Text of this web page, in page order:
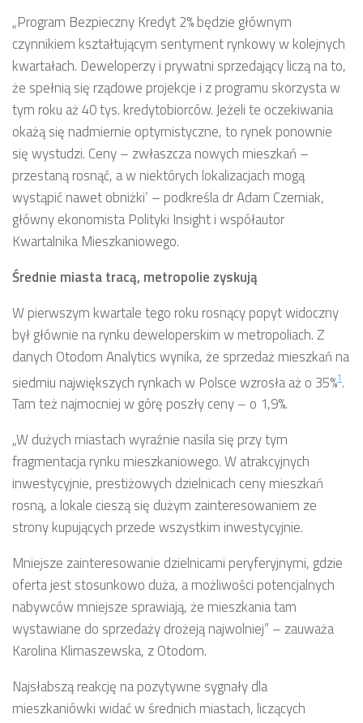
„Program Bezpieczny Kredyt 2% będzie głównym
czynnikiem kształtującym sentyment rynkowy w kolejnych
kwartałach. Deweloperzy i prywatni sprzedający liczą na to,
że spełnią się rządowe projekcje i z programu skorzysta w
tym roku aż 40 tys. kredytobiorców. Jeżeli te oczekiwania
okażą się nadmiernie optymistyczne, to rynek ponownie
się wystudzi. Ceny – zwłaszcza nowych mieszkań –
przestaną rosnąć, a w niektórych lokalizacjach mogą
wystąpić nawet obniżki’ – podkreśla dr Adam Czerniak,
główny ekonomista Polityki Insight i współautor
Kwartalnika Mieszkaniowego.
Średnie miasta tracą, metropolie zyskują
W pierwszym kwartale tego roku rosnący popyt widoczny
był głównie na rynku deweloperskim w metropoliach. Z
danych Otodom Analytics wynika, że sprzedaż mieszkań na
siedmiu największych rynkach w Polsce wzrosła aż o 35%1.
Tam też najmocniej w górę poszły ceny – o 1,9%.
„W dużych miastach wyraźnie nasila się przy tym
fragmentacja rynku mieszkaniowego. W atrakcyjnych
inwestycyjnie, prestiżowych dzielnicach ceny mieszkań
rosną, a lokale cieszą się dużym zainteresowaniem ze
strony kupujących przede wszystkim inwestycyjnie.
Mniejsze zainteresowanie dzielnicami peryferyjnymi, gdzie
oferta jest stosunkowo duża, a możliwości potencjalnych
nabywców mniejsze sprawiają, że mieszkania tam
wystawiane do sprzedaży drożeją najwolniej” – zauważa
Karolina Klimaszewska, z Otodom.
Najsłabszą reakcję na pozytywne sygnały dla
mieszkaniówki widać w średnich miastach, liczących